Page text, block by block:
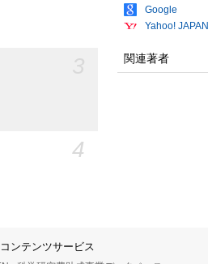
4
Google
Yahoo! JAPAN
関連著者
ンテンツサービス